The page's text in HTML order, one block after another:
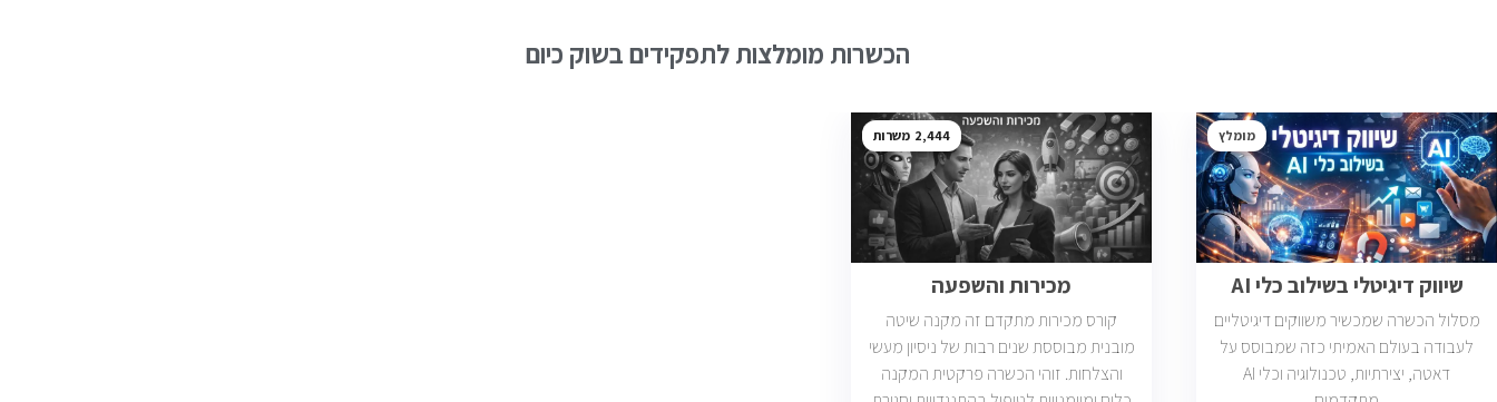
הכשרות מומלצות לתפקידים בשוק כיום
מומלץ
שיווק דיגיטלי בשילוב כלי AI
מסלול הכשרה שמכשיר משווקים דיגיטליים
לעבודה בעולם האמיתי כזה שמבוסס על
דאטה, יצירתיות, טכנולוגיה וכלי AI
2,444
מכירות והשפעה
קורס מכירות מתקדם זה מקנה שיטה
מובנית מבוססת שנים רבות של ניסיון מעשי
והצלחות. זוהי הכשרה פרקטית המקנה